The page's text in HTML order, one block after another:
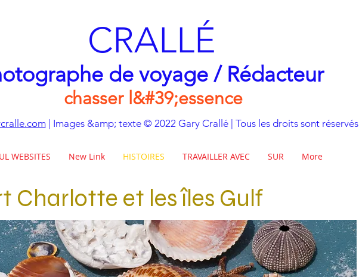
CRALLÉ
de voyage / Rédacteur
chasser l&#39;essence
| Images &amp; texte © 2022 Gary Crallé | Tous les droits sont réservés
WEBSITES New Link HISTOIRES TRAVAILLER AVEC SUR More
Charlotte et les îles Gulf